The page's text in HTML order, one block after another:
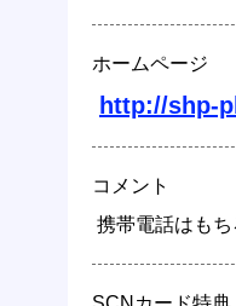
ホームページ
http://shp-
コメント
携帯電話はも